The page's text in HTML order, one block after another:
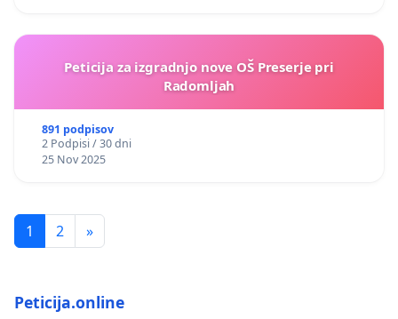
Peticija za izgradnjo nove OŠ Preserje pri
Radomljah
891 podpisov
2 Podpisi / 30 dni
25 Nov 2025
1 2 »
Peticija.online